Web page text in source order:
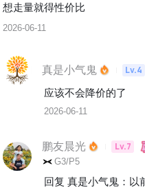
想走量就得性价比
2026-06-11
真是小气鬼
Lv.4
应该不会降价的了
2026-06-11
鹏友晨光 Lv.7
G3/P5
回复 真是小气鬼 ： 以